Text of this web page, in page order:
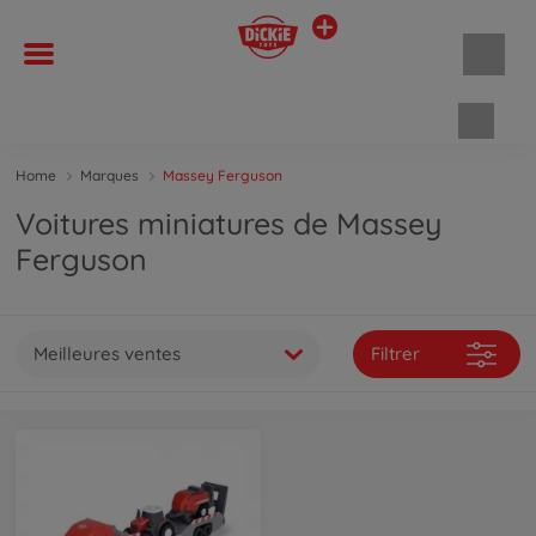
Home Marques Massey Ferguson
Voitures miniatures de Massey
Ferguson
Meilleures ventes Filtrer